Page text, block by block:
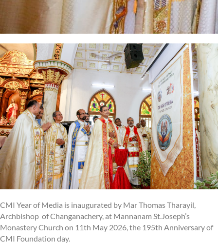
CMI Year of Media is inaugurated by Mar Thomas Tharayil,
Archbishop of Changanachery, at Mannanam St.Joseph’s
Monastery Church on 11th May 2026, the 195th Anniversary of
CMI Foundation day.